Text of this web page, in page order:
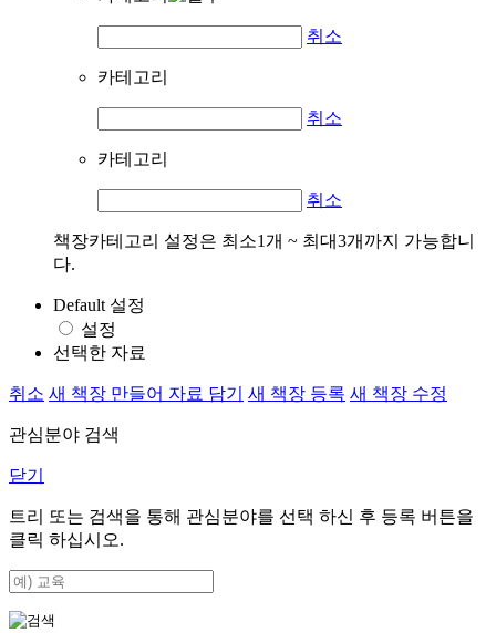
취소
카테고리
취소
카테고리
취소
책장카테고리 설정은 최소1개 ~ 최대3개까지 가능합니
다.
Default 설정
설정
선택한 자료
취소 새 책장 만들어 자료 담기 새 책장 등록 새 책장 수정
관심분야 검색
닫기
트리 또는 검색을 통해 관심분야를 선택 하신 후 등록 버튼을
클릭 하십시오.